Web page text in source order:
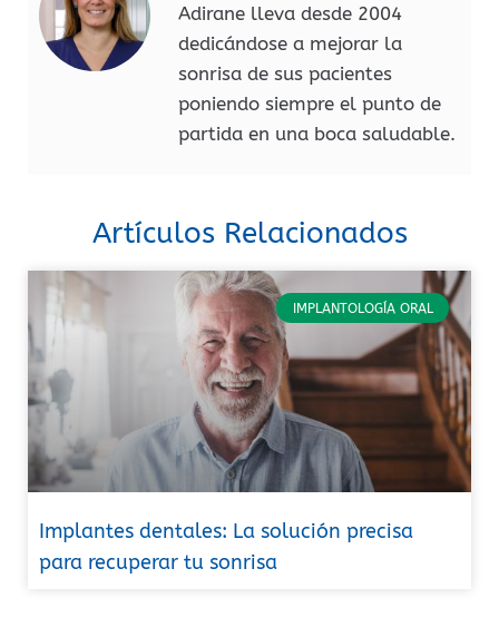
Adirane lleva desde 2004
dedicándose a mejorar la
sonrisa de sus pacientes
poniendo siempre el punto de
partida en una boca saludable.
Artículos Relacionados
IMPLANTOLOGÍA ORAL
Implantes dentales: La solución precisa
para recuperar tu sonrisa